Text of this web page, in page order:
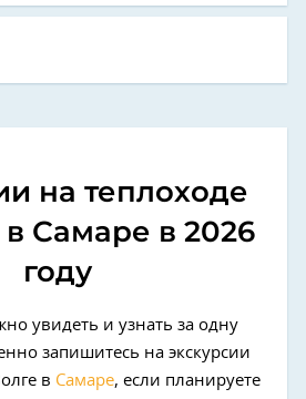
на теплоходе
Самаре в 2026
году
увидеть и узнать за одну
запишитесь на экскурсии
в Самаре, если планируете